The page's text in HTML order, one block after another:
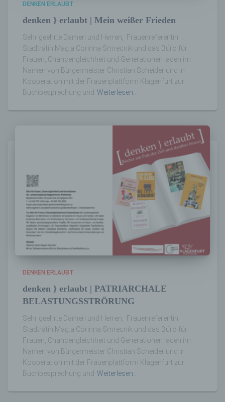
DENKEN ERLAUBT
denken } erlaubt | Mein weißer Frieden
Sehr geehrte Damen und Herren, Frauenreferentin
Stadträtin Mag.a Corinna Smrecnik und das Büro für
Frauen, Chancengleichheit und Generationen laden im
Namen von Bürgermeister Christian Scheider und in
Kooperation mit der Frauenplattform Klagenfurt zur
Buchbesprechung und Weiterlesen…
DENKEN ERLAUBT
denken } erlaubt | PATRIARCHALE
BELASTUNGSSTRÖRUNG
Sehr geehrte Damen und Herren, Frauenreferentin
Stadträtin Mag.a Corinna Smrecnik und das Büro für
Frauen, Chancengleichheit und Generationen laden im
Namen von Bürgermeister Christian Scheider und in
Kooperation mit der Frauenplattform Klagenfurt zur
Buchbesprechung und Weiterlesen…
Verantwortlicher
Verantwortlicher oder für die Verarbeitung
Verantwortlicher ist die natürliche oder
juristische Person, Behörde, Einrichtung
oder andere Stelle, die allein oder
gemeinsam mit anderen über die Zwecke
und Mittel der Verarbeitung von
Sind die Zwecke und Mittel dieser
das Recht der Mitgliedstaaten vorgegeben,
beziehungsweise können die bestimmten
Kriterien seiner Benennung nach dem
Unionsrecht oder dem Recht der
Mitgliedstaaten vorgesehen werden.
h) Auftragsverarbeiter
Auftragsverarbeiter ist eine natürliche oder
juristische Person, Behörde, Einrichtung
Daten im Auftrag des Verantwortlichen
i) Empfänger
Empfänger ist eine natürliche oder juristische
Person, Behörde, Einrichtung oder andere
Stelle, der personenbezogene Daten
offengelegt werden, unabhängig davon, ob
es sich bei ihr um einen Dritten handelt oder